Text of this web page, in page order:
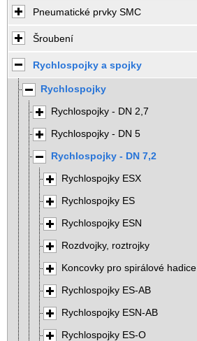
Pneumatické prvky SMC
Šroubení
Rychlospojky a spojky
Rychlospojky
Rychlospojky - DN 2,7
Rychlospojky - DN 5
Rychlospojky - DN 7,2
Rychlospojky ESX
Rychlospojky ES
Rychlospojky ESN
Rozdvojky, roztrojky
Koncovky pro spirálové hadice
Rychlospojky ES-AB
Rychlospojky ESN-AB
Rychlospojky ES-O